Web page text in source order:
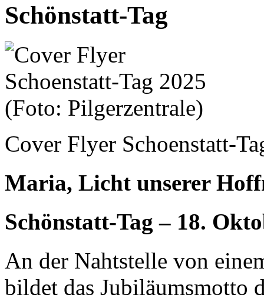
Schönstatt-Tag
Cover Flyer Schoenstatt-
Maria, Licht unserer
Schönstatt-Tag – 18.
An der Nahtstelle von
bildet das Jubiläumsmotto